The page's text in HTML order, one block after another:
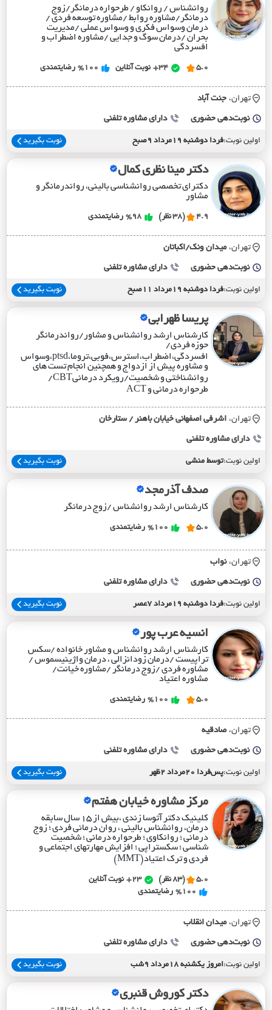
روانشناس / روانکاو / طرحواره درمانگر/زوج
درمانگر/مشاوره روابط /مشاوره توسعه فردی /
درمان وسواس فکری و وسواس عملی /مدیریت
بحران /درمان سوگ و جدایی /مشاوره اضطراب و
افسردگی
5.0
34+ نوبت آنلاین %100 رضایتمندی
تهران، جنت آباد
نوبت‌دهی حضوری دارای مشاوره تلفنی
اولین نوبت:فردا دوشنبه 19مرداد 9صبح نوبت بگیرید
دکتر مینا نظری کمال
دکترای تخصصی روانشناسی بالینی، رواندرمانگر و
مشاور
4.9 (38 نظر) %98 رضایتمندی
تهران، ميدان ونک/اکباتان
نوبت‌دهی حضوری دارای مشاوره تلفنی
اولین نوبت:فردا دوشنبه 19مرداد 11صبح نوبت بگیرید
پریسا ظهرابی
کارشناس ارشد روانشناس و مشاور/رواندرمانگر
حوزه فردی/
افسردگی،اضطراب،استرس،فوبی،تروما،ptsd،وسواس
و مشاوره پیش از ازدواج و همچنین انجام تست های
روانشناختی و شخصیت/رویکرد درمانیCBT/
طرحواره درمانی و ACT
تهران، اشرفي اصفهاني خيابان باهنر / ستارخان
دارای مشاوره تلفنی
اولین نوبت:توسط منشی نوبت بگیرید
صدف آذرمجد
کارشناس ارشد روانشناس /زوج درمانگر
5.0
%100 رضایتمندی
تهران، نواب
نوبت‌دهی حضوری دارای مشاوره تلفنی
اولین نوبت:فردا دوشنبه 19مرداد 7عصر نوبت بگیرید
انسیه عرب پور
کارشناس ارشد روانشناس و مشاور خانواده /سکس
تراپیست /درمان زودانزالی ، درمان واژینیسموس /
مشاوره فردی /زوج درمانگر /مشاوره خیانت/
مشاوره اعتیاد
5.0
%100 رضایتمندی
تهران، صادقيه
نوبت‌دهی حضوری دارای مشاوره تلفنی
اولین نوبت:پس‌فردا 20مرداد 2ظهر نوبت بگیرید
مرکز مشاوره خیابان هفتم
کلینیک دکتر آتوسا زندی ،بیش از ۱۵ سال سابقه
درمان، روانشناس بالینی ، روان درمانی فردی ؛ زوج
درمانی ؛ روانکاوی ؛ طرحواره درمانی ؛ شخصیت
شناسی ؛ سکستراپی ؛ افزایش مهارتهای اجتماعی و
فردی و ترک اعتیاد(MMT)
5.0 (83 نظر) 23+
نوبت آنلاین
%100 رضایتمندی
تهران، ميدان انقلاب
نوبت‌دهی حضوری دارای مشاوره تلفنی
اولین نوبت:امروز یکشنبه 18مرداد 9شب نوبت بگیرید
دکتر کوروش قنبری